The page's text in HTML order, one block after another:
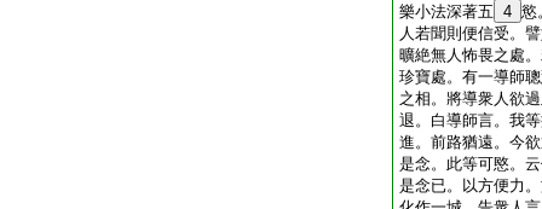
樂小法深著五 4 慾
人若聞則便信受。
曠絶無人怖畏之處
珍寶處。有一導師
之相。將導衆人欲
退。白導師言。我
進。前路猶遠。今
是念。此等可愍。
是念已。以方便力